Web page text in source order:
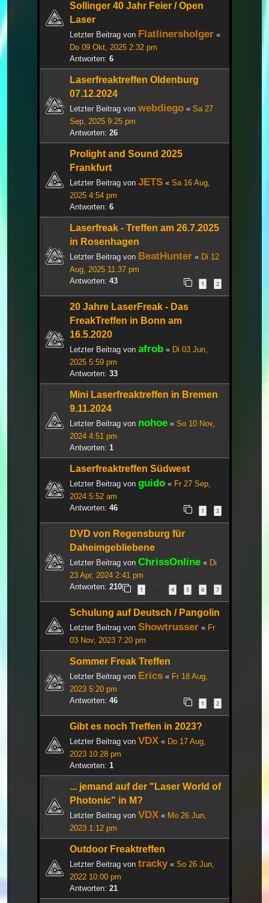
Sollinger 40 Jahr Feier / Open
Laser
Letzter Beitrag von Flatlinersholger «
Do 09 Okt, 2025 2:32 pm
Antworten: 6
Laserfreaktreffen Oldenburg
07.12.2024
Letzter Beitrag von webdiego « Sa 27
Sep, 2025 9:25 pm
Antworten: 26
Prolight and Sound 2025
Frankfurt
Letzter Beitrag von JETS « Sa 16 Aug,
2025 4:54 pm
Antworten: 6
Laserfreak - Treffen am 26.7.2025
in Rosenhagen
Letzter Beitrag von BeatHunter « Di 12
Aug, 2025 11:37 pm
Antworten: 43 1 2
20 Jahre LaserFreak - Das
FreakTreffen in Bonn am
16.5.2020
Letzter Beitrag von afrob « Di 03 Jun,
2025 5:59 pm
Antworten: 33
Mini Laserfreaktreffen in Bremen
9.11.2024
Letzter Beitrag von nohoe « So 10 Nov,
2024 4:51 pm
Antworten: 1
Laserfreaktreffen Südwest
Letzter Beitrag von guido « Fr 27 Sep,
2024 5:52 am
Antworten: 46 1 2
DVD von Regensburg für
Daheimgebliebene
Letzter Beitrag von ChrissOnline « Di
23 Apr, 2024 2:41 pm
Antworten: 210 1 … 4 5 6 7
Schulung auf Deutsch / Pangolin
Letzter Beitrag von Showtrusser « Fr
03 Nov, 2023 7:20 pm
Sommer Freak Treffen
Letzter Beitrag von Erics « Fr 18 Aug,
2023 5:20 pm
Antworten: 46 1 2
Gibt es noch Treffen in 2023?
Letzter Beitrag von VDX « Do 17 Aug,
2023 10:28 pm
Antworten: 1
... jemand auf der "Laser World of
Photonic" in M?
Letzter Beitrag von VDX « Mo 26 Jun,
2023 1:12 pm
Outdoor Freaktreffen
Letzter Beitrag von tracky« So 26 Jun,
2022 10:00 pm
Antworten: 21